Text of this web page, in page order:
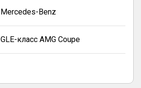
Mercedes-Benz
GLE-класс AMG Coupe